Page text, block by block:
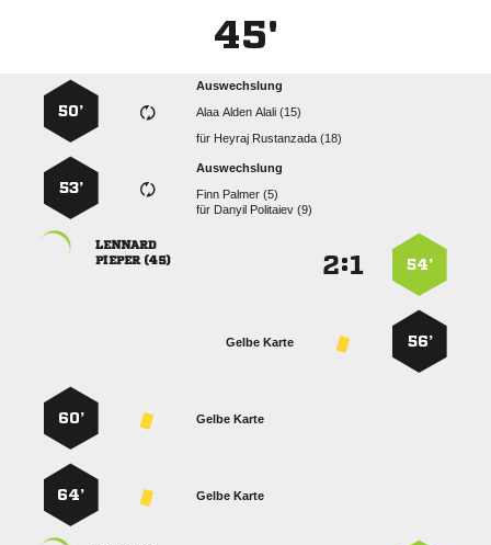
45'
Auswechslung
   
für   
50’
Auswechslung
  
für   
53’
54’
:

 
56’
Gelbe Karte
Gelbe Karte
60’
Gelbe Karte
64’